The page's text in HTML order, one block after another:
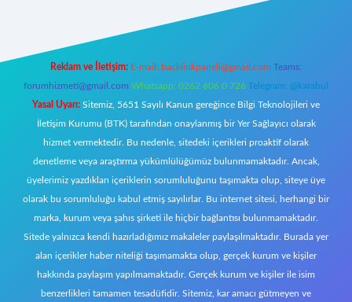
Reklam ve İletişim: E-mail: backlinkpaneli@gmail.com Teams:
forumhizmeti@gmail.com Whatsapp: 0262 606 0 726 Telegram: @karabul
Yasal Uyarı: Sitemiz, 5651 Sayılı Kanun gereğince Bilgi Teknolojileri ve
İletişim Kurumu (BTK) tarafından onaylanmış bir Yer Sağlayıcı olarak
hizmet vermektedir. Bu nedenle, sitedeki içerikleri proaktif olarak
denetleme veya araştırma yükümlülüğümüz bulunmamaktadır. Ancak,
üyelerimiz yazdıkları içeriklerin sorumluluğunu taşımakta olup, siteye üye
olarak bu sorumluluğu kabul etmiş sayılırlar. Bu internet sitesi, herhangi bir
marka, kurum veya şahıs şirketi ile hiçbir bağlantısı bulunmamaktadır.
Sitede yalnızca kendi hazırladığımız makaleler paylaşılmaktadır. Burada yer
alan içerikler haber niteliği taşımamakta olup, gerçek kurum ve kişiler
hakkında paylaşım yapılmamaktadır. Gerçek kurum ve kişiler ile isim
benzerlikleri tamamen tesadüfidir. Sitemiz, kar amacı gütmeyen ve